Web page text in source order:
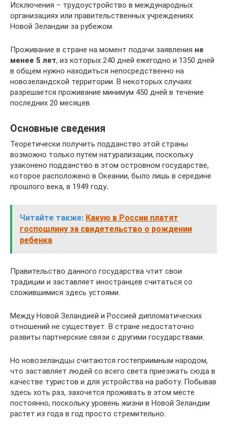
Исключения – трудоустройство в международных
организациях или правительственных учреждениях
Новой Зеландии за рубежом.
Проживание в стране на момент подачи заявления не
менее 5 лет, из которых 240 дней ежегодно и 1350 дней
в общем нужно находиться непосредственно на
новозеландской территории. В некоторых случаях
разрешается проживание минимум 450 дней в течение
последних 20 месяцев.
Основные сведения
Теоретически получить подданство этой страны
возможно только путем натурализации, поскольку
узаконено подданство в этом островном государстве,
которое расположено в Океании, было лишь в середине
прошлого века, в 1949 году.
Читайте также: Какую в России платят
госпошлину за свидетельство о рождении
ребенка
Правительство данного государства чтит свои
традиции и заставляет иностранцев считаться со
сложившимися здесь устоями.
Между Новой Зеландией и Россией дипломатических
отношений не существует. В стране недостаточно
развиты партнерские связи с другими государствами.
Но новозеландцы считаются гостеприимным народом,
что заставляет людей со всего света приезжать сюда в
качестве туристов и для устройства на работу. Побывав
здесь хоть раз, захочется проживать в этом месте
постоянно, поскольку уровень жизни в Новой Зеландии
растет из года в год просто стремительно.